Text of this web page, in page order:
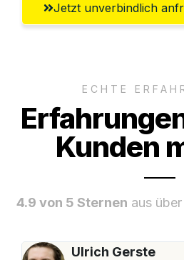
Jetzt unverbindlich
ECHTE
Kunden
4.9 von 5 Sternen aus
Ulrich Gerste